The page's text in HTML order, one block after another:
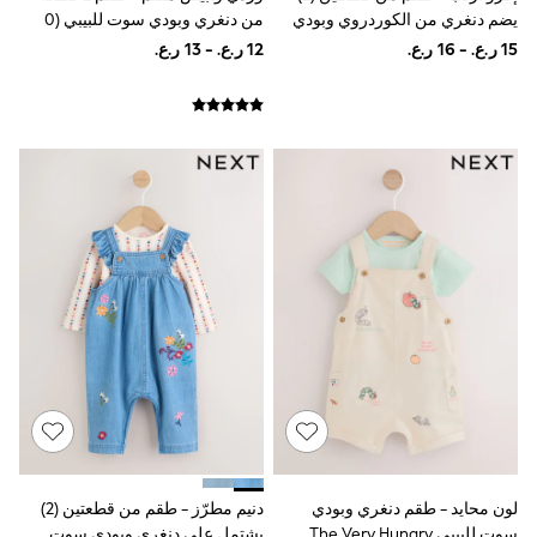
Lunchboxes
Caps
Bags
GIRLS
New In
0-2 years
3-5 years
6-8 years
9-11 years
12-14 years
15+ years
All Clothing
Coats & Jackets
Dresses
Holiday Shop
Jeans
Jumpsuits & Playsuits
All Girl's New In
Kid's Top Picks
يضم دنغري من الكوردروي وبودي
من دنغري وبودي سوت للبيبي (0
شهر - 2 سنتين)
لون محايد - طقم دنغري وبودي
دنيم مطرّز - طقم من قطعتين (2)